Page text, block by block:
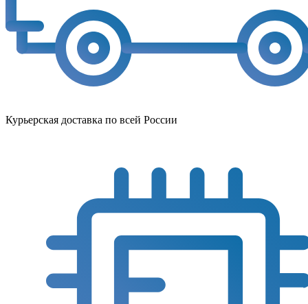
Курьерская доставка по всей России